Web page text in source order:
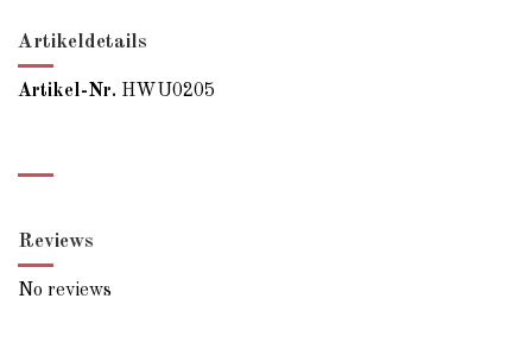
Artikeldetails
Artikel-Nr. HWU0205
Reviews
No reviews